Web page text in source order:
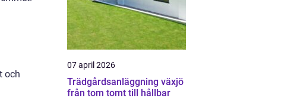
och
07 april 2026
Trädgårdsanläggning växjö
från tom tomt till hållbar